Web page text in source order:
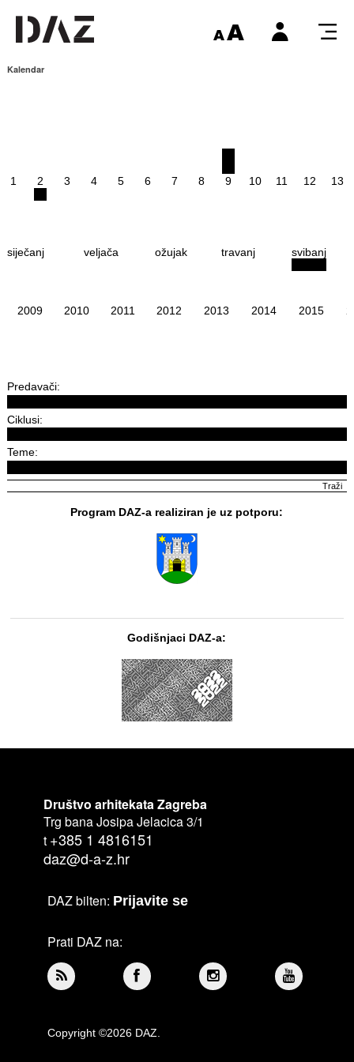
Kalendar
1 2 3 4 5 6 7 8 9 10 11 12 13
siječanj veljača ožujak travanj svibanj
2009 2010 2011 2012 2013 2014 2015
Predavači:
Ciklusi:
Teme:
Program DAZ-a realiziran je uz potporu:
Godišnjaci DAZ-a:
Društvo arhitekata Zagreba
Trg bana Josipa Jelacica 3/1
t +385 1 4816151
daz@d-a-z.hr
DAZ bilten: Prijavite se
Prati DAZ na:
Copyright ©2026 DAZ.